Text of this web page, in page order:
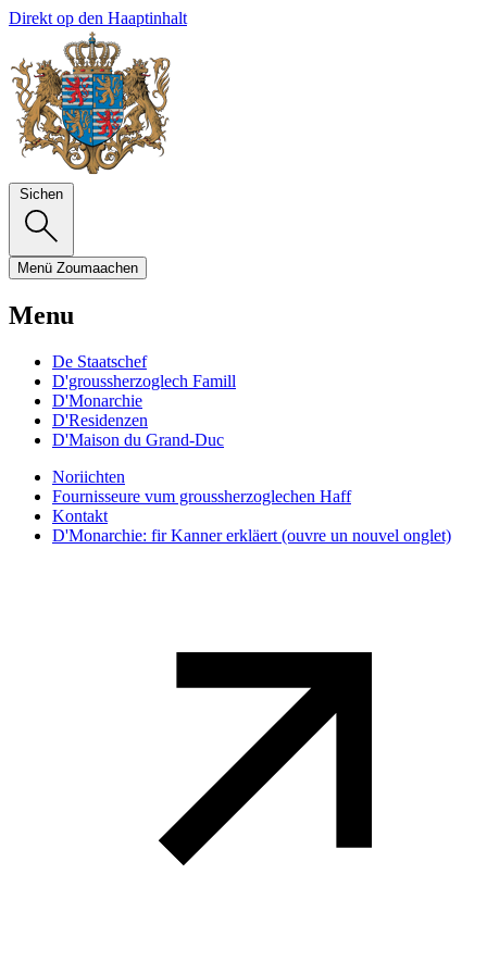
Direkt op den Haaptinhalt
Sichen
Menü Zoumaachen
Menu
De Staatschef
D'groussherzoglech Famill
D'Monarchie
D'Residenzen
D'Maison du Grand-Duc
Noriichten
Fournisseure vum groussherzoglechen Haff
Kontakt
D'Monarchie: fir Kanner erkläert (ouvre un nouvel onglet)